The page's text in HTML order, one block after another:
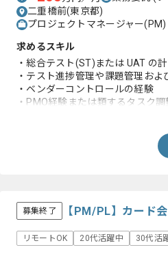
二重橋前(東京都)
プロジェクトマネージャー
求めるスキル
・総合テスト(ST)または UAT の
・テスト進捗管理や課題管理お
・ベンダーコントロールの経験
・PMO経験または類するタスク
募集終了 【PM/PL】カード
リモートOK 20代活躍中 30代活